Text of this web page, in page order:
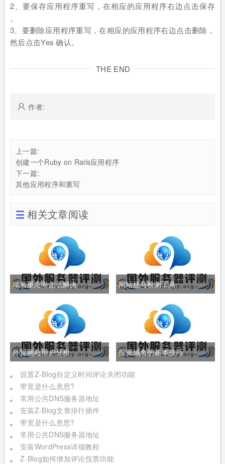
2、要保存应用程序重写，在相应的应用程序右边点击保存
。
3、要删除应用程序重写，在相应的应用程序右边点击删除，
然后点击Yes 确认。
THE END
作者:
上一篇:
创建一个Ruby on Rails应用程序
下一篇:
其他应用程序和重写
相关文章阅读
域名重定向怎么解决 网站挂马检测工具
外贸网站用户分析 投资域名的基本技巧
设置Z-Blog自定义时间评论关闭功能
带宽是什么意思?
常用公共DNS服务器地址
安装Z-Blog文章排行插件
带宽是什么意思?
常用公共DNS服务器地址
安装WordPress详细教程
Z-Blog如何增加评论投票功能